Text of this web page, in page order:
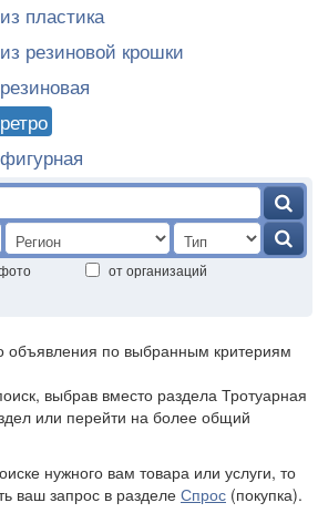
пластика
резиновой крошки
от организаций
объявления по выбранным критериям
выбрав вместо раздела Тротуарная
или перейти на более общий
нужного вам товара или услуги, то
ваш запрос в разделе Спрос (покупка).